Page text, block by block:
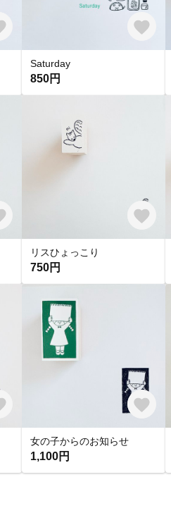
Saturday
850円
リスひょっこり
750円
女の子からのお知らせ
1,100円